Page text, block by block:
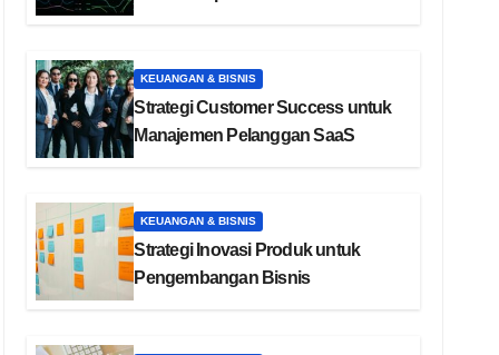
KEUANGAN & BISNIS
Strategi Customer Success untuk
Manajemen Pelanggan SaaS
KEUANGAN & BISNIS
Strategi Inovasi Produk untuk
Pengembangan Bisnis